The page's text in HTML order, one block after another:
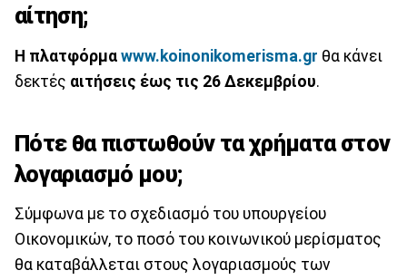
αίτηση;
Η πλατφόρμα www.koinonikomerisma.gr θα κάνει
δεκτές αιτήσεις έως τις 26 Δεκεμβρίου.
Πότε θα πιστωθούν τα χρήματα στον
λογαριασμό μου;
Σύμφωνα με το σχεδιασμό του υπουργείου
Οικονομικών, το ποσό του κοινωνικού μερίσματος
θα καταβάλλεται στους λογαριασμούς των